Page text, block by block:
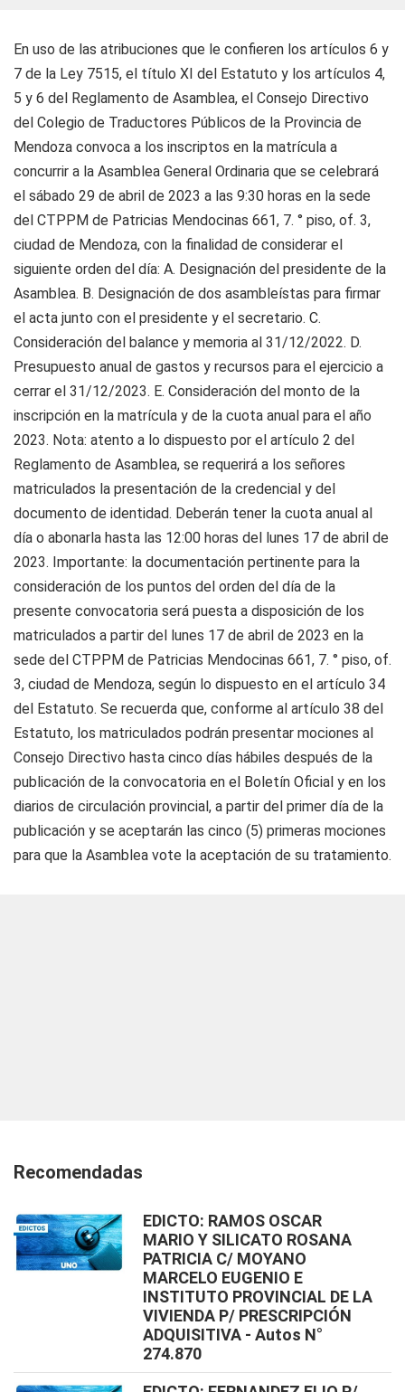
En uso de las atribuciones que le confieren los artículos 6 y
7 de la Ley 7515, el título XI del Estatuto y los artículos 4,
5 y 6 del Reglamento de Asamblea, el Consejo Directivo
del Colegio de Traductores Públicos de la Provincia de
Mendoza convoca a los inscriptos en la matrícula a
concurrir a la Asamblea General Ordinaria que se celebrará
el sábado 29 de abril de 2023 a las 9:30 horas en la sede
del CTPPM de Patricias Mendocinas 661, 7. ° piso, of. 3,
ciudad de Mendoza, con la finalidad de considerar el
siguiente orden del día: A. Designación del presidente de la
Asamblea. B. Designación de dos asambleístas para firmar
el acta junto con el presidente y el secretario. C.
Consideración del balance y memoria al 31/12/2022. D.
Presupuesto anual de gastos y recursos para el ejercicio a
cerrar el 31/12/2023. E. Consideración del monto de la
inscripción en la matrícula y de la cuota anual para el año
2023. Nota: atento a lo dispuesto por el artículo 2 del
Reglamento de Asamblea, se requerirá a los señores
matriculados la presentación de la credencial y del
documento de identidad. Deberán tener la cuota anual al
día o abonarla hasta las 12:00 horas del lunes 17 de abril de
2023. Importante: la documentación pertinente para la
consideración de los puntos del orden del día de la
presente convocatoria será puesta a disposición de los
matriculados a partir del lunes 17 de abril de 2023 en la
sede del CTPPM de Patricias Mendocinas 661, 7. ° piso, of.
3, ciudad de Mendoza, según lo dispuesto en el artículo 34
del Estatuto. Se recuerda que, conforme al artículo 38 del
Estatuto, los matriculados podrán presentar mociones al
Consejo Directivo hasta cinco días hábiles después de la
publicación de la convocatoria en el Boletín Oficial y en los
diarios de circulación provincial, a partir del primer día de la
publicación y se aceptarán las cinco (5) primeras mociones
para que la Asamblea vote la aceptación de su tratamiento.
Recomendadas
EDICTO: RAMOS OSCAR
MARIO Y SILICATO ROSANA
PATRICIA C/ MOYANO
MARCELO EUGENIO E
INSTITUTO PROVINCIAL DE LA
VIVIENDA P/ PRESCRIPCIÓN
ADQUISITIVA - Autos N°
274.870